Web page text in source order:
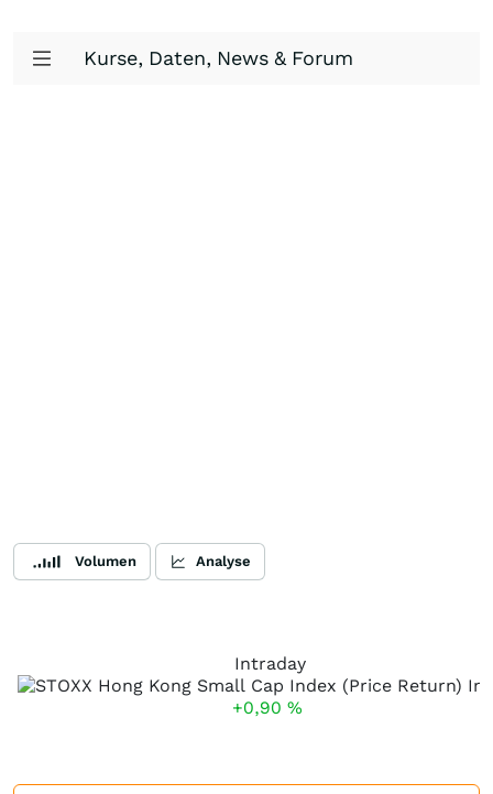
Kurse, Daten, News & Forum
Volumen Analyse
Intraday
+0,90 %